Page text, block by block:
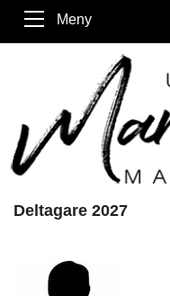
Meny
Deltagare 2027